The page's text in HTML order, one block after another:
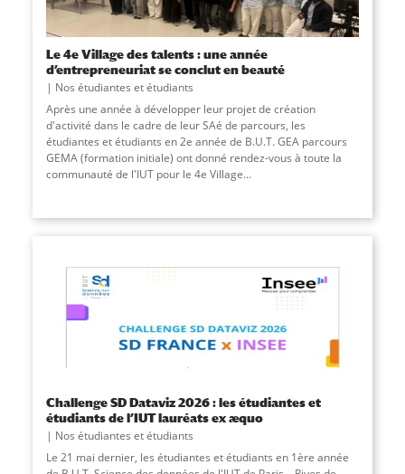
Le 4e Village des talents : une année
d’entrepreneuriat se conclut en beauté
Nos étudiantes et étudiants
Après une année à développer leur projet de création
d'activité dans le cadre de leur SAé de parcours, les
étudiantes et étudiants en 2e année de B.U.T. GEA parcours
GEMA (formation initiale) ont donné rendez-vous à toute la
communauté de l'IUT pour le 4e Village...
Challenge SD Dataviz 2026 : les étudiantes et
étudiants de l’IUT lauréats ex æquo
Nos étudiantes et étudiants
Le 21 mai dernier, les étudiantes et étudiants en 1ère année